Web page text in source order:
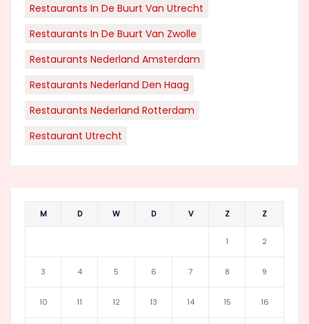
Restaurants In De Buurt Van Utrecht
Restaurants In De Buurt Van Zwolle
Restaurants Nederland Amsterdam
Restaurants Nederland Den Haag
Restaurants Nederland Rotterdam
Restaurant Utrecht
M D W D V Z Z
1 2
3 4 5 6 7 8 9
10 11 12 13 14 15 16